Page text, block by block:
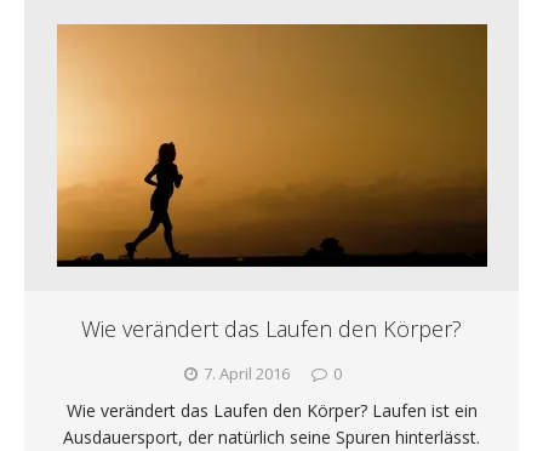
Wie verändert das Laufen den Körper?
7. April 2016 0
Wie verändert das Laufen den Körper? Laufen ist ein
Ausdauersport, der natürlich seine Spuren hinterlässt.